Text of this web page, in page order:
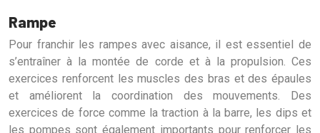
Rampe
Pour franchir les rampes avec aisance, il est essentiel de
s’entraîner à la montée de corde et à la propulsion. Ces
exercices renforcent les muscles des bras et des épaules
et améliorent la coordination des mouvements. Des
exercices de force comme la traction à la barre, les dips et
les pompes sont également importants pour renforcer les